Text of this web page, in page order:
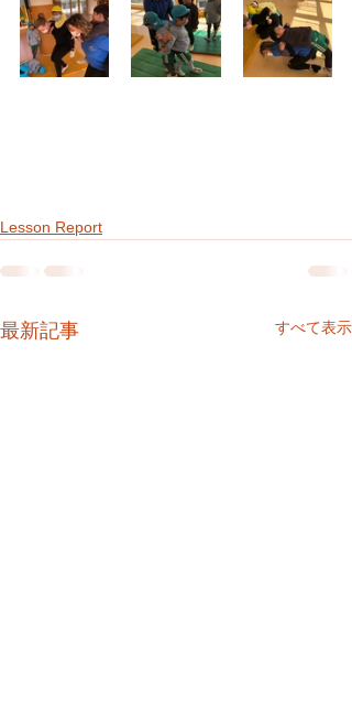
Lesson Report
最新記事 すべて表示